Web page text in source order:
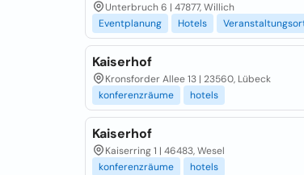
Unterbruch 6 | 47877, Willich
Eventplanung
Hotels
Kaiserhof
Kronsforder Allee 13 | 23560, Lübeck
konferenzräume
hotels
Kaiserhof
Kaiserring 1 | 46483, Wesel
konferenzräume
hotels